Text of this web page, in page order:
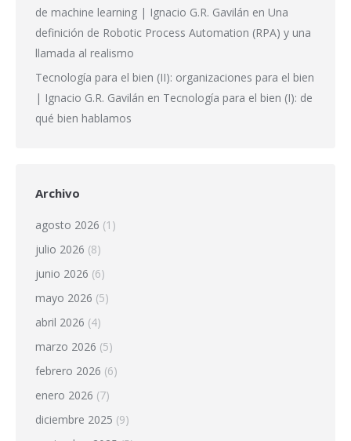
de machine learning | Ignacio G.R. Gavilán en Una
definición de Robotic Process Automation (RPA) y una
llamada al realismo
Tecnología para el bien (II): organizaciones para el bien
| Ignacio G.R. Gavilán en Tecnología para el bien (I): de
qué bien hablamos
Archivo
agosto 2026 (1)
julio 2026 (8)
junio 2026 (6)
mayo 2026 (5)
abril 2026 (4)
marzo 2026 (5)
febrero 2026 (6)
enero 2026 (7)
diciembre 2025 (9)